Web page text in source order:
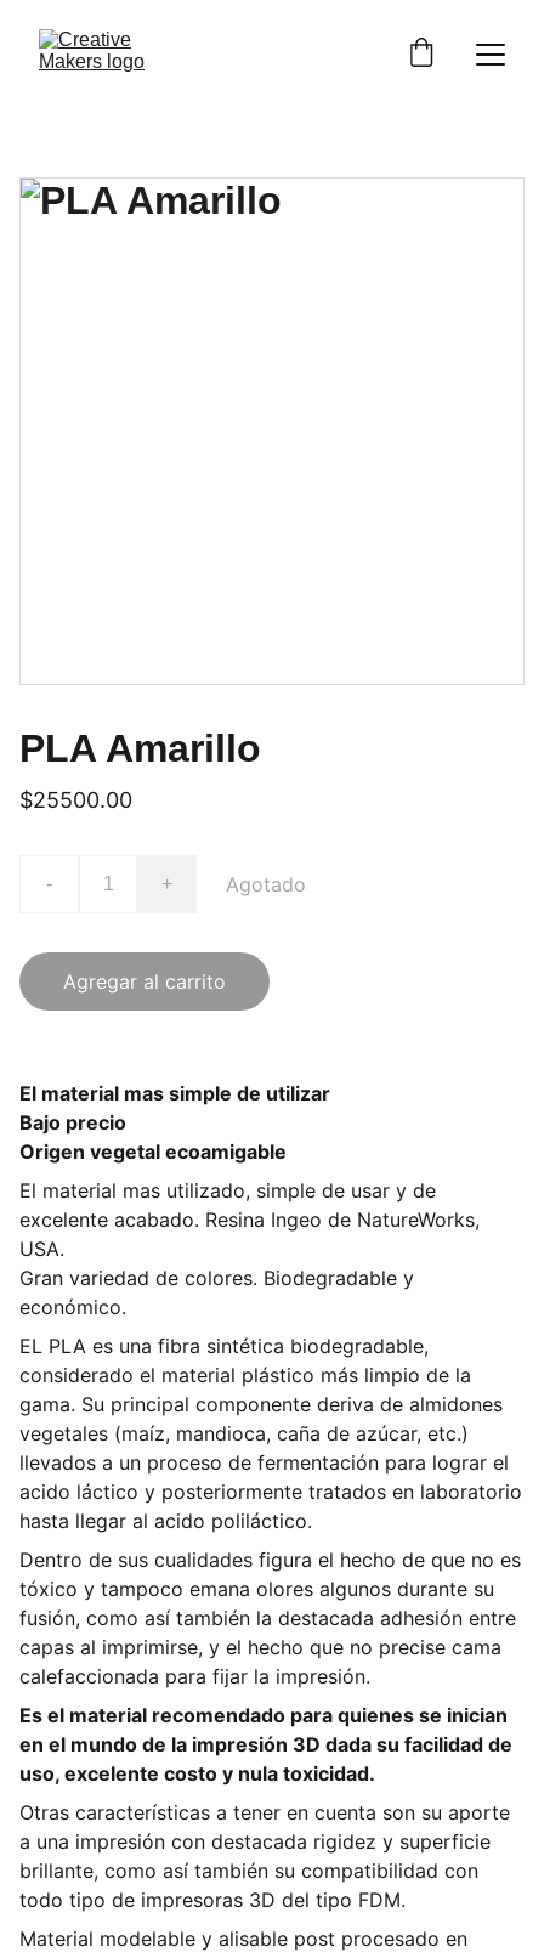
PLA Amarillo
$25500.00
- + Agotado
Agregar al carrito
El material mas simple de utilizar
Bajo precio
Origen vegetal ecoamigable
El material mas utilizado, simple de usar y de
excelente acabado. Resina Ingeo de NatureWorks,
USA.
Gran variedad de colores. Biodegradable y
económico.
EL PLA es una fibra sintética biodegradable,
considerado el material plástico más limpio de la
gama. Su principal componente deriva de almidones
vegetales (maíz, mandioca, caña de azúcar, etc.)
llevados a un proceso de fermentación para lograr el
acido láctico y posteriormente tratados en laboratorio
hasta llegar al acido poliláctico.
Dentro de sus cualidades figura el hecho de que no es
tóxico y tampoco emana olores algunos durante su
fusión, como así también la destacada adhesión entre
capas al imprimirse, y el hecho que no precise cama
calefaccionada para fijar la impresión.
Es el material recomendado para quienes se inician
en el mundo de la impresión 3D dada su facilidad de
uso, excelente costo y nula toxicidad.
Otras características a tener en cuenta son su aporte
a una impresión con destacada rigidez y superficie
brillante, como así también su compatibilidad con
todo tipo de impresoras 3D del tipo FDM.
Material modelable y alisable post procesado en